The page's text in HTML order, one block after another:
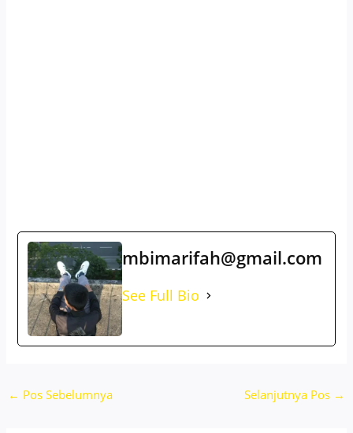
mbimarifah@gmail.com
See Full Bio
← Pos Sebelumnya Selanjutnya Pos →